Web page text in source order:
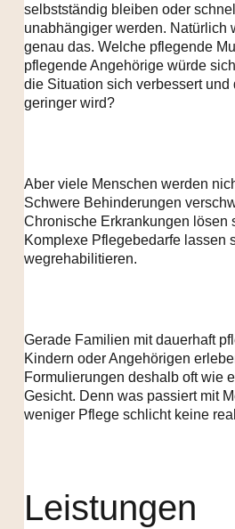
selbstständig bleiben oder
unabhängiger werden. Natürlich
genau das. Welche pflegende
pflegende Angehörige würde
die Situation sich verbessert
geringer wird?
Aber viele Menschen werden
Schwere Behinderungen
Chronische Erkrankungen lösen
Komplexe Pflegebedarfe lassen
wegrehabilitieren.
Gerade Familien mit dauerhaft
Kindern oder Angehörigen
Formulierungen deshalb oft wie
Gesicht. Denn was passiert mit
weniger Pflege schlicht keine
Leistungen